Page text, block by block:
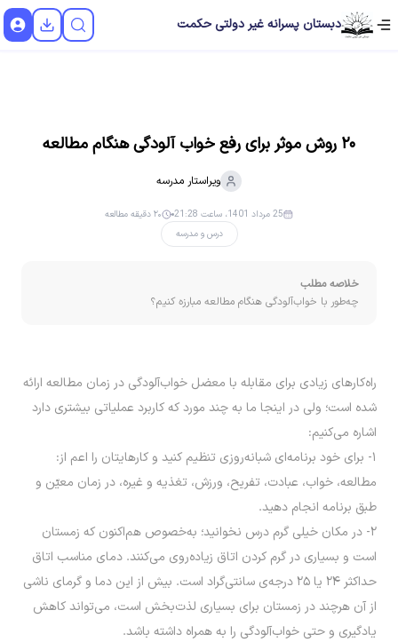
دبستان پسرانه غیر دولتی حکمت
۲۰ روش موثر برای رفع خواب آلودگی هنگام مطالعه
ویراستار مدرسه
درس و مدرسه
25 مرداد 1401، ساعت 21:28 ۲۰ دقیقه مطالعه
خلاصه مطلب
چه‌طور با خواب‌آلودگی هنگام مطالعه مبارزه کنیم؟
راه‌کارهای زیادی برای مقابله با معضل خواب‌آلودگی در زمان مطالعه ارائه
شده است؛ ولی در اینجا ما به چند مورد که کاربرد عملیاتی بیشتری دارد
اشاره می‌کنیم:
۱- براى خود برنامه‌‏اى شبانه‌روزى تنظیم کنید و کارهایتان را اعم از:
مطالعه، خواب، عبادت، تفریح، ورزش، تغذیه و غیره، در زمان معیّن و
طبق برنامه انجام دهید.
۲- در مکان خیلی گرم درس نخوانید؛ به‌خصوص هم‌اکنون که زمستان
است و بسیاری در گرم کردن اتاق زیاده‌روی می‌کنند. دمای مناسب اتاق
حداکثر ۲۴ یا ۲۵ درجه‌ی سانتی‌گراد است. بیش از این دما و گرمای ناشی
از آن هرچند در زمستان برای بسیاری لذت‌بخش است، می‌تواند کاهش
یادگیری و حتی خواب‌آلودگی را به همراه داشته باشد.